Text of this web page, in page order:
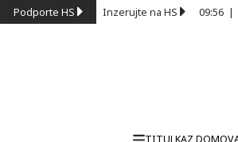
Podporte HS Inzerujte na HS 09:56 |
TITULKAZ